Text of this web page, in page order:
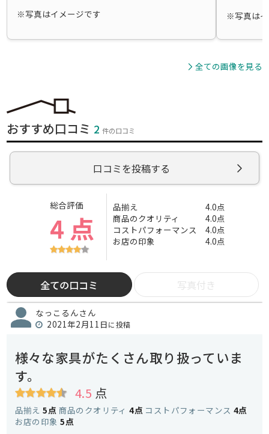
※写真はイメージです ※写真は
全ての画像を見る
おすすめ口コミ 2件の口コミ
口コミを投稿する
総合評価
4 点
品揃え
4.0点
商品のクオリティ
4.0点
コストパフォーマンス
4.0点
お店の印象
4.0点
全ての口コミ 写真付き
なっこるんさん
2021年2月11日に投稿
様々な家具がたくさん取り扱っていま
す。
4.5 点
品揃え 5点 商品のクオリティ 4点 コストパフォーマンス 4点
お店の印象 5点